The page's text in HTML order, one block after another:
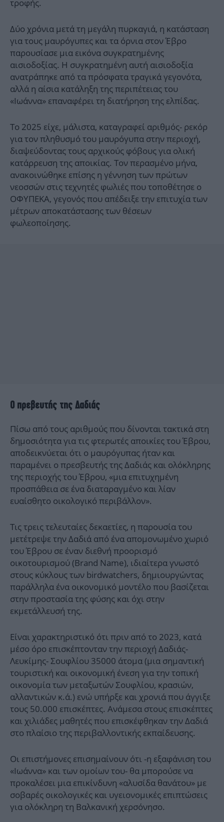
τροφής.
Δύο χρόνια μετά τη μεγάλη πυρκαγιά, η κατάσταση
για τους μαυρόγυπες και τα όρνια στον Έβρο
παρουσίασε μια εικόνα συγκρατημένης
αισιοδοξίας. Η συγκρατημένη αυτή αισιοδοξία
ανατράπηκε από τα πρόσφατα τραγικά γεγονότα,
αλλά η αίσια κατάληξη της περιπέτειας του
«Ιωάννα» επαναφέρει τη διατήρηση της ελπίδας.
Το 2025 είχε, μάλιστα, καταγραφεί αριθμός- ρεκόρ
για τον πληθυσμό του μαυρόγυπα στην περιοχή,
διαψεύδοντας τους αρχικούς φόβους για ολική
κατάρρευση της αποικίας. Τον περασμένο μήνα,
ανακοινώθηκε επίσης η γέννηση των πρώτων
νεοσσών στις τεχνητές φωλιές που τοποθέτησε ο
ΟΦΥΠΕΚΑ, γεγονός που απέδειξε την επιτυχία των
μέτρων αποκατάστασης των θέσεων
φωλεοποίησης.
Ο πρεβευτής της Δαδιάς
Πίσω από τους αριθμούς που δίνονται τακτικά στη
δημοσιότητα για τις φτερωτές αποικίες του Έβρου,
αποδεικνύεται ότι ο μαυρόγυπας ήταν και
παραμένει ο πρεσβευτής της Δαδιάς και ολόκληρης
της περιοχής του Έβρου, «μια επιτυχημένη
προσπάθεια σε ένα διαταραγμένο και λίαν
ευαίσθητο οικολογικό περιβάλλον».
Τις τρεις τελευταίες δεκαετίες, η παρουσία του
μετέτρεψε την Δαδιά από ένα απομονωμένο χωριό
του Έβρου σε έναν διεθνή προορισμό
οικοτουρισμού (Brand Name), ιδιαίτερα γνωστό
στους κύκλους των birdwatchers, δημιουργώντας
παράλληλα ένα οικονομικό μοντέλο που βασίζεται
στην προστασία της φύσης και όχι στην
εκμετάλλευσή της.
Είναι χαρακτηριστικό ότι πριν από το 2023, κατά
μέσο όρο επισκέπτονταν την περιοχή Δαδιάς-
Λευκίμης- Σουφλίου 35000 άτομα (μια σημαντική
τουριστική και οικονομική ένεση για την τοπική
οικονομία των μεταξωτών Σουφλίου, κρασιών,
αλλαντικών κ.ά.) ενώ υπήρξε και χρονιά που άγγιξε
τους 50.000 επισκέπτες. Ανάμεσα στους επισκέπτες
και χιλιάδες μαθητές που επισκέφθηκαν την Δαδιά
στο πλαίσιο της περιβαλλοντικής εκπαίδευσης.
Οι επιστήμονες επισημαίνουν ότι -η εξαφάνιση του
«Ιωάννα» και των ομοίων του- θα μπορούσε να
προκαλέσει μια επικίνδυνη «αλυσίδα θανάτου» με
σοβαρές οικολογικές και υγειονομικές επιπτώσεις
για ολόκληρη τη Βαλκανική χερσόνησο.